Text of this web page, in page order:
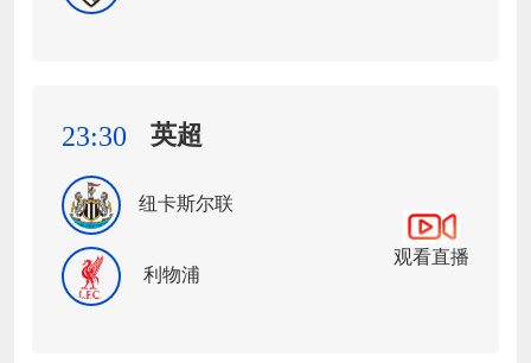
23:30 英超
纽卡斯尔联
利物浦
观看直播